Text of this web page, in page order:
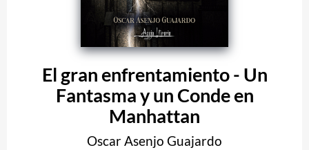
El gran enfrentamiento - Un
Fantasma y un Conde en
Manhattan
Oscar Asenjo Guajardo